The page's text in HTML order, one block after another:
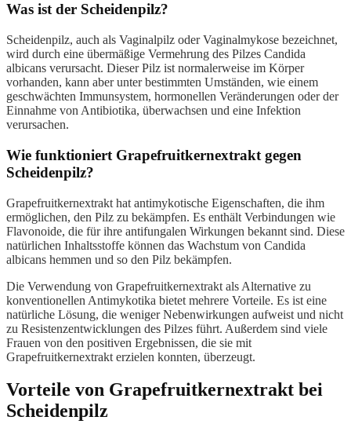
Was ist der Scheidenpilz?
Scheidenpilz, auch als Vaginalpilz oder Vaginalmykose bezeichnet,
wird durch eine übermäßige Vermehrung des Pilzes Candida
albicans verursacht. Dieser Pilz ist normalerweise im Körper
vorhanden, kann aber unter bestimmten Umständen, wie einem
geschwächten Immunsystem, hormonellen Veränderungen oder der
Einnahme von Antibiotika, überwachsen und eine Infektion
verursachen.
Wie funktioniert Grapefruitkernextrakt gegen
Scheidenpilz?
Grapefruitkernextrakt hat antimykotische Eigenschaften, die ihm
ermöglichen, den Pilz zu bekämpfen. Es enthält Verbindungen wie
Flavonoide, die für ihre antifungalen Wirkungen bekannt sind. Diese
natürlichen Inhaltsstoffe können das Wachstum von Candida
albicans hemmen und so den Pilz bekämpfen.
Die Verwendung von Grapefruitkernextrakt als Alternative zu
konventionellen Antimykotika bietet mehrere Vorteile. Es ist eine
natürliche Lösung, die weniger Nebenwirkungen aufweist und nicht
zu Resistenzentwicklungen des Pilzes führt. Außerdem sind viele
Frauen von den positiven Ergebnissen, die sie mit
Grapefruitkernextrakt erzielen konnten, überzeugt.
Vorteile von Grapefruitkernextrakt bei
Scheidenpilz